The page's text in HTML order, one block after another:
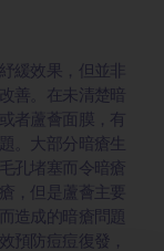
緩效果，但並非
善。在未清楚暗
者蘆薈面膜，有
。大部分暗瘡生
孔堵塞而令暗瘡
，但是蘆薈主要
造成的暗瘡問題
預防痘痘復發，